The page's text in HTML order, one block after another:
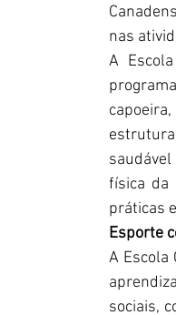
nas
A
física da
práticas
Esporte
A Escola
sociais,